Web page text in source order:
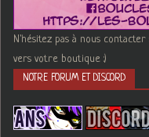
N'hésitez pas à nous
vers votre boutique :)
NOTRE FORUM ET DISCORD